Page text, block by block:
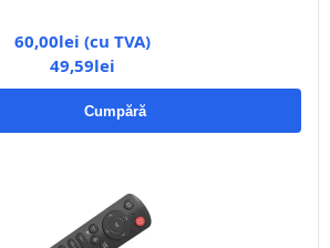
60,00lei (cu TVA)
49,59lei
Cumpără